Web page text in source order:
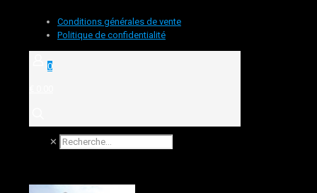
Conditions générales de vente
Politique de confidentialité
0
✕